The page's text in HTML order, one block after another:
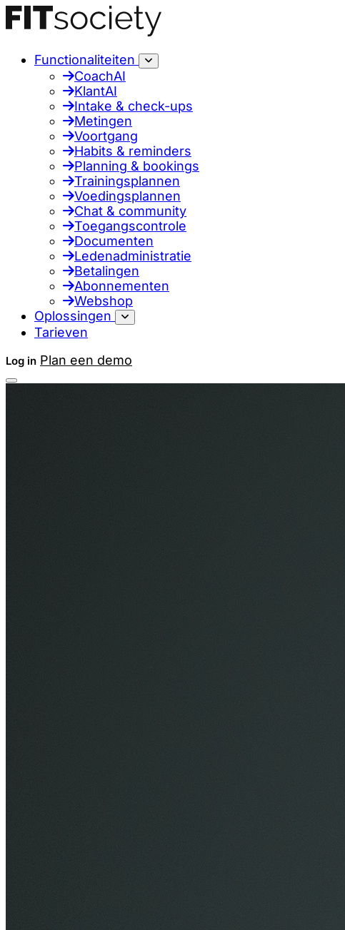
Functionaliteiten
CoachAI
KlantAI
Intake & check-ups
Metingen
Voortgang
Habits & reminders
Planning & bookings
Trainingsplannen
Voedingsplannen
Chat & community
Toegangscontrole
Documenten
Ledenadministratie
Betalingen
Abonnementen
Webshop
Oplossingen
Tarieven
Log in Plan een demo